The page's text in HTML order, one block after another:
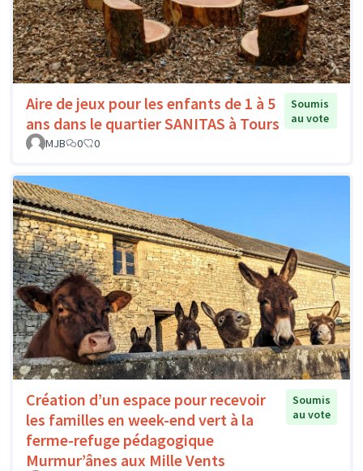
Aire de jeux pour les enfants de 1 à 5
ans dans le quartier SANITAS à Tours
Soumis
au vote
MJB
0 0
Création d’un espace pour recevoir
les familles en week-end vert à la
ferme-refuge pédagogique
Murmur’ânes aux Mille Vents
Soumis
au vote